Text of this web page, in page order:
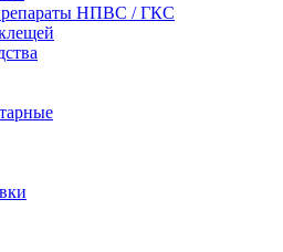
НПВС / ГКС